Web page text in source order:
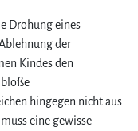
Drohung eines
der
Kindes den
hingegen nicht aus.
eine gewisse